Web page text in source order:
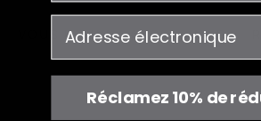
VOUS POUVEZ AUSSI AIMER
courriel
Réclamez 10% de